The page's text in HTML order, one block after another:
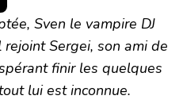
Sven le vampire DJ
Sergei, son ami de
finir les quelques
lui est inconnue.